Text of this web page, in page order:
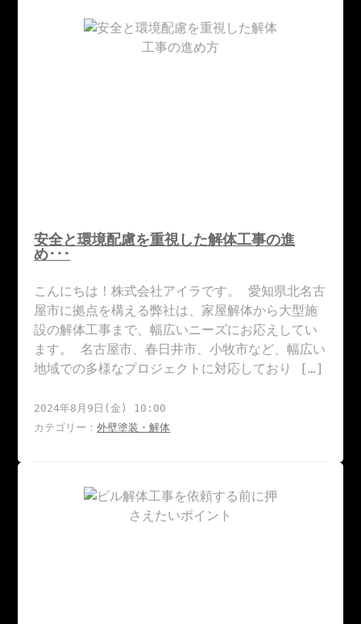
安全と環境配慮を重視した解体工事の進
め･･･
こんにちは！株式会社アイラです。 愛知県北名古
屋市に拠点を構える弊社は、家屋解体から大型施
設の解体工事まで、幅広いニーズにお応えしてい
ます。 名古屋市、春日井市、小牧市など、幅広い
地域での多様なプロジェクトに対応しており […]
2024年8月9日(金) 10:00
カテゴリー：外壁塗装・解体